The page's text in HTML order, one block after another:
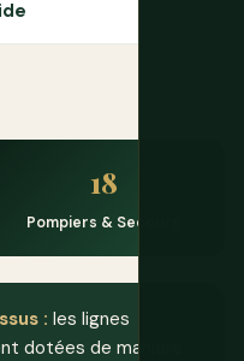
18
Pompiers & Secours
: les lignes
dotées de manière